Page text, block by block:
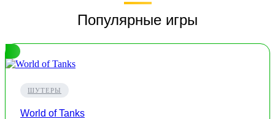
Популярные игры
ШУТЕРЫ
World of Tanks